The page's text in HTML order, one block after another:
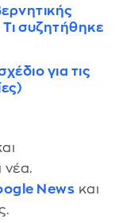
συζητήθηκε
για τις
νέα.
News και